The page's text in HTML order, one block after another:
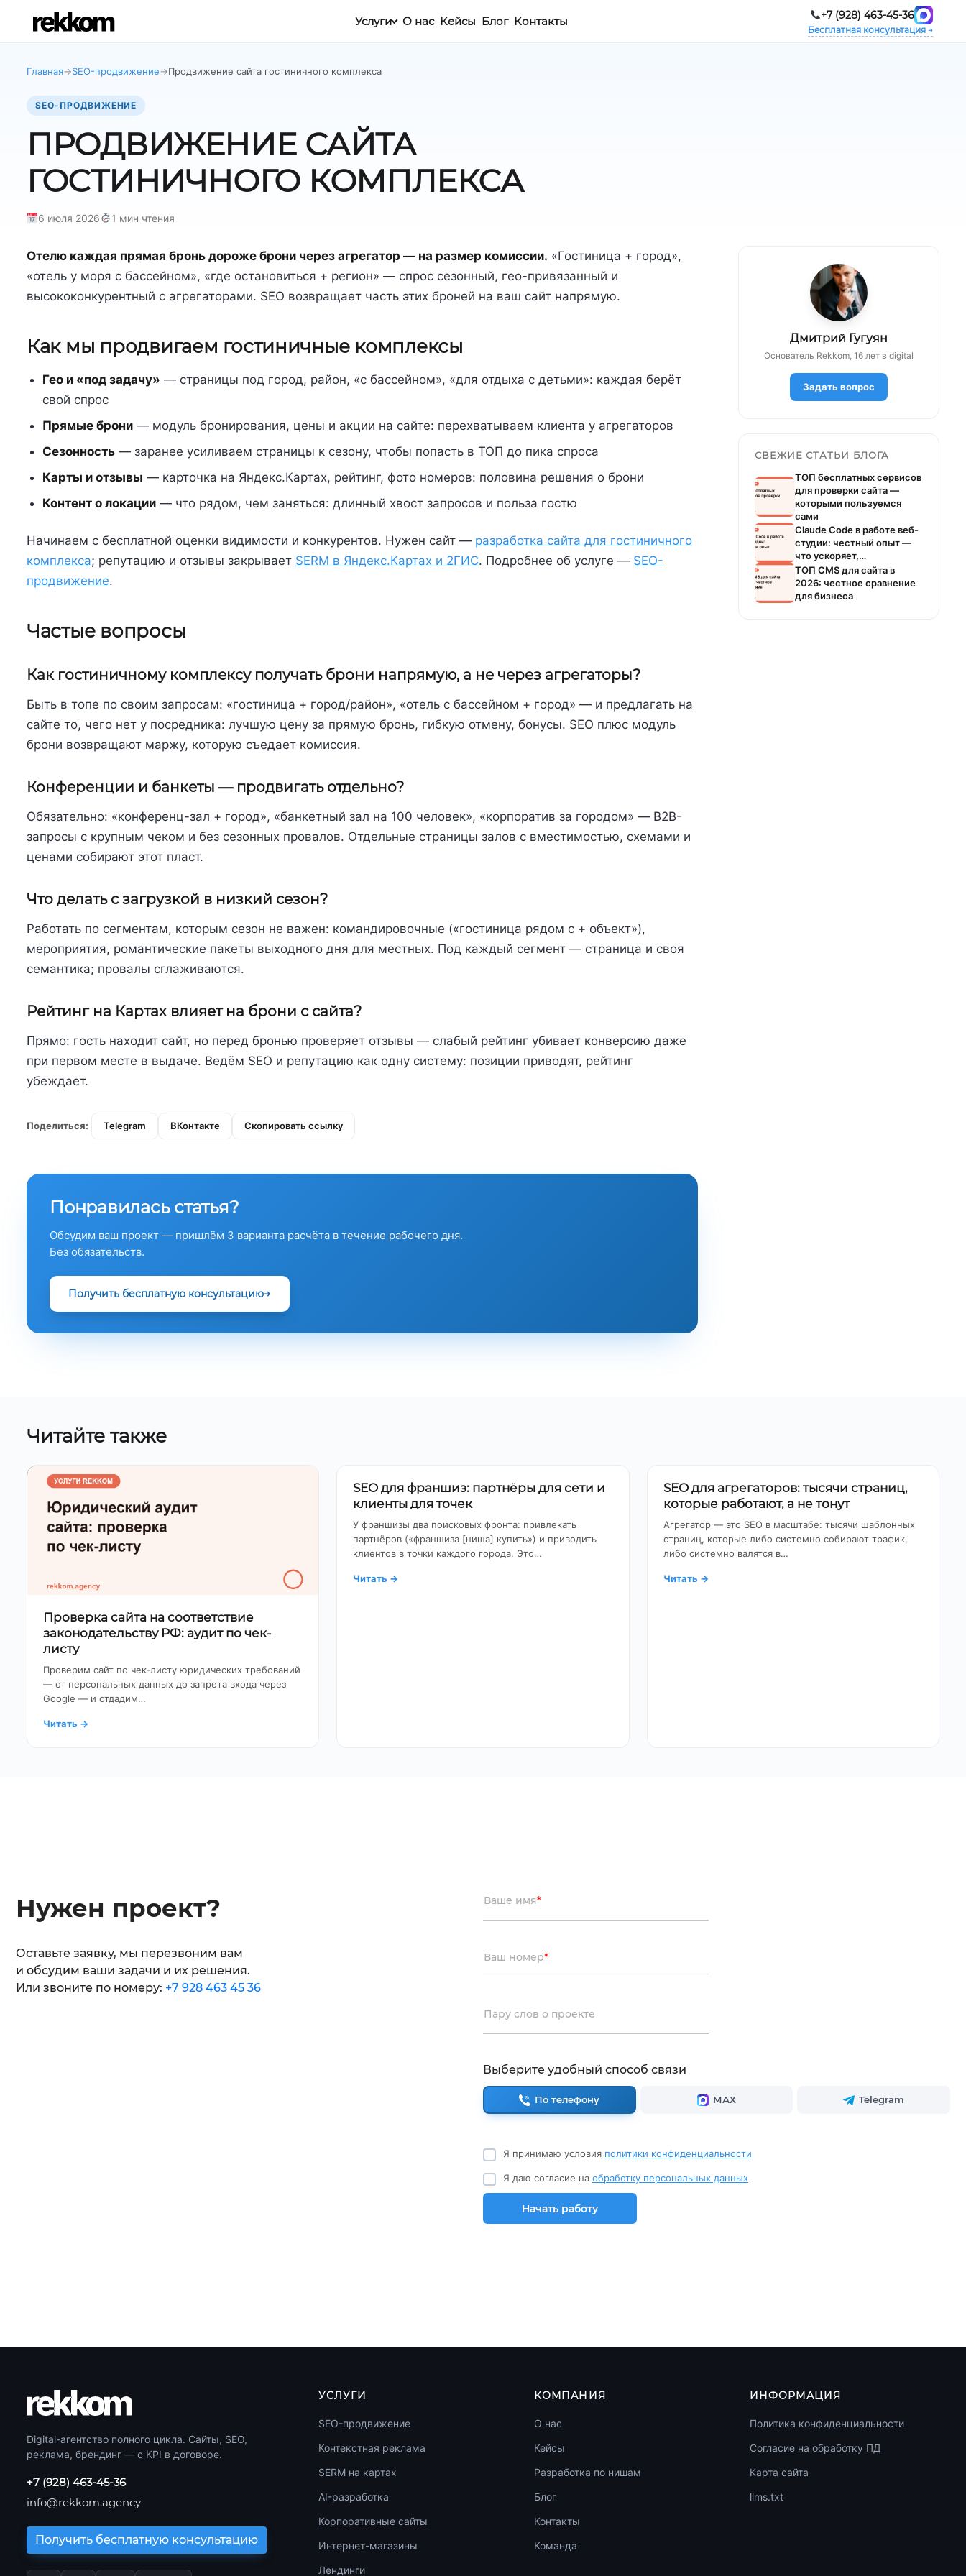
Услуги О нас Кейсы Блог Контакты +7 (928) 463-45-36
Бесплатная консультация →
Главная→SEO-продвижение→Продвижение сайта гостиничного комплекса
SEO-ПРОДВИЖЕНИЕ
ПРОДВИЖЕНИЕ САЙТА
ГОСТИНИЧНОГО КОМПЛЕКСА
6 июля 2026 1 мин чтения
Отелю каждая прямая бронь дороже брони через агрегатор — на размер комиссии. «Гостиница + город»,
«отель у моря с бассейном», «где остановиться + регион» — спрос сезонный, гео-привязанный и
высококонкурентный с агрегаторами. SEO возвращает часть этих броней на ваш сайт напрямую.
Как мы продвигаем гостиничные комплексы
Гео и «под задачу» — страницы под город, район, «с бассейном», «для отдыха с детьми»: каждая берёт
свой спрос
Прямые брони — модуль бронирования, цены и акции на сайте: перехватываем клиента у агрегаторов
Сезонность — заранее усиливаем страницы к сезону, чтобы попасть в ТОП до пика спроса
Карты и отзывы — карточка на Яндекс.Картах, рейтинг, фото номеров: половина решения о брони
Контент о локации — что рядом, чем заняться: длинный хвост запросов и польза гостю
Начинаем с бесплатной оценки видимости и конкурентов. Нужен сайт — разработка сайта для гостиничного
комплекса; репутацию и отзывы закрывает SERM в Яндекс.Картах и 2ГИС. Подробнее об услуге — SEO-
продвижение.
Частые вопросы
Как гостиничному комплексу получать брони напрямую, а не через агрегаторы?
Быть в топе по своим запросам: «гостиница + город/район», «отель с бассейном + город» — и предлагать на
сайте то, чего нет у посредника: лучшую цену за прямую бронь, гибкую отмену, бонусы. SEO плюс модуль
брони возвращают маржу, которую съедает комиссия.
Конференции и банкеты — продвигать отдельно?
Обязательно: «конференц-зал + город», «банкетный зал на 100 человек», «корпоратив за городом» — B2B-
запросы с крупным чеком и без сезонных провалов. Отдельные страницы залов с вместимостью, схемами и
ценами собирают этот пласт.
Что делать с загрузкой в низкий сезон?
Работать по сегментам, которым сезон не важен: командировочные («гостиница рядом с + объект»),
мероприятия, романтические пакеты выходного дня для местных. Под каждый сегмент — страница и своя
семантика; провалы сглаживаются.
Рейтинг на Картах влияет на брони с сайта?
Прямо: гость находит сайт, но перед бронью проверяет отзывы — слабый рейтинг убивает конверсию даже
при первом месте в выдаче. Ведём SEO и репутацию как одну систему: позиции приводят, рейтинг
убеждает.
Поделиться: Telegram ВКонтакте Скопировать ссылку
Понравилась статья?
Обсудим ваш проект — пришлём 3 варианта расчёта в течение рабочего дня.
Без обязательств.
Получить бесплатную консультацию
Дмитрий Гугуян
Основатель Rekkom, 16 лет в digital
Задать вопрос
СВЕЖИЕ СТАТЬИ БЛОГА
ТОП бесплатных сервисов
для проверки сайта —
которыми пользуемся
сами
Claude Code в работе веб-
студии: честный опыт —
что ускоряет,…
ТОП CMS для сайта в
2026: честное сравнение
для бизнеса
Читайте также
Проверка сайта на соответствие
законодательству РФ: аудит по чек-
листу
Проверим сайт по чек-листу юридических требований
— от персональных данных до запрета входа через
Google — и отдадим…
Читать →
SEO для франшиз: партнёры для сети и
клиенты для точек
У франшизы два поисковых фронта: привлекать
партнёров («франшиза [ниша] купить») и приводить
клиентов в точки каждого города. Это…
Читать →
SEO для агрегаторов: тысячи страниц,
которые работают, а не тонут
Агрегатор — это SEO в масштабе: тысячи шаблонных
страниц, которые либо системно собирают трафик,
либо системно валятся в…
Читать →
Нужен проект?
Оставьте заявку, мы перезвоним вам
и обсудим ваши задачи и их решения.
Или звоните по номеру: +7 928 463 45 36
Ваше имя*
Ваш номер*
Пару слов о проекте
Выберите удобный способ связи
По телефону МАХ Telegram
Я принимаю условия политики конфиденциальности
Я даю согласие на обработку персональных данных
Начать работу
Digital-агентство полного цикла. Сайты, SEO,
реклама, брендинг — с KPI в договоре.
+7 (928) 463-45-36
info@rekkom.agency
Получить бесплатную консультацию
УСЛУГИ
SEO-продвижение
Контекстная реклама
SERM на картах
AI-разработка
Корпоративные сайты
Интернет-магазины
Лендинги
КОМПАНИЯ
О нас
Кейсы
Разработка по нишам
Блог
Контакты
Команда
ИНФОРМАЦИЯ
Политика конфиденциальности
Согласие на обработку ПД
Карта сайта
llms.txt